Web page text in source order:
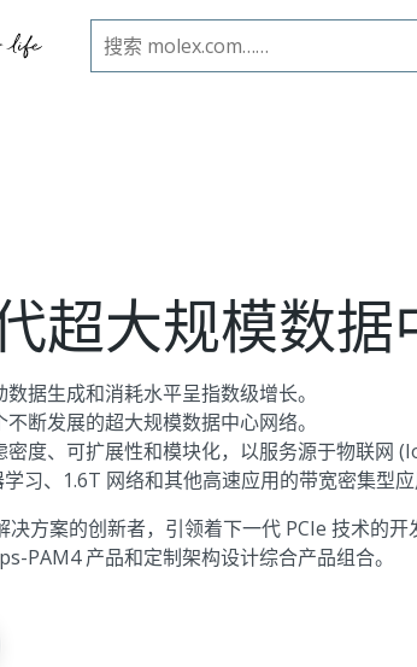
超大规模数据中心
超大规模数据
据生成和消耗水平呈指数级增长。
断发展的超大规模数据中心网络。
度、可扩展性和模块化，以服务源于物联网
习、1.6T 网络和其他高速应用的带宽密集型应
方案的创新者，引领着下一代 PCIe 技术的开
PAM4 产品和定制架构设计综合产品组合。